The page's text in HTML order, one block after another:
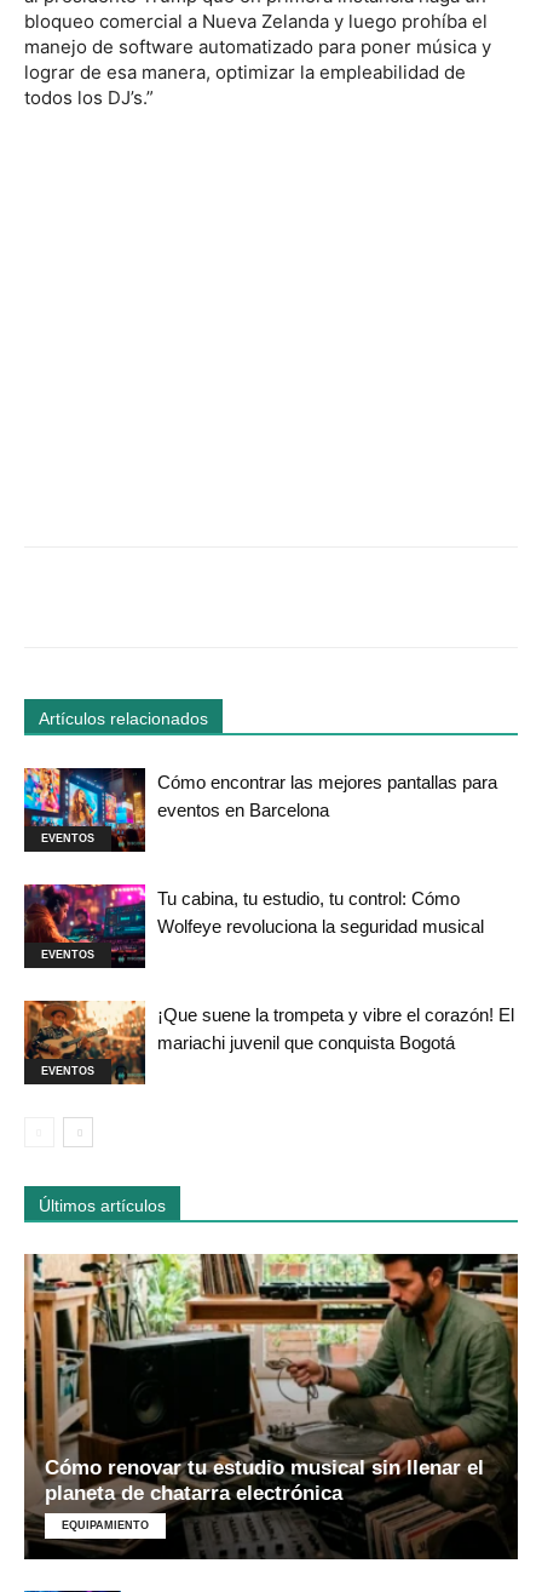
bloqueo comercial a Nueva Zelanda y luego prohíba el
manejo de software automatizado para poner música y
lograr de esa manera, optimizar la empleabilidad de
todos los DJ’s.”
Artículos relacionados
EVENTOS
Cómo encontrar las mejores pantallas para
eventos en Barcelona
EVENTOS
Tu cabina, tu estudio, tu control: Cómo
Wolfeye revoluciona la seguridad musical
EVENTOS
¡Que suene la trompeta y vibre el corazón! El
mariachi juvenil que conquista Bogotá
Últimos artículos
Cómo renovar tu estudio musical sin llenar el
planeta de chatarra electrónica
EQUIPAMIENTO